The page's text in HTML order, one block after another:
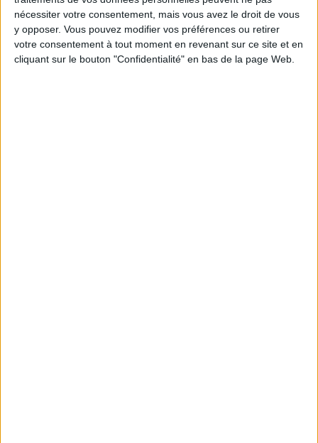
nécessiter votre consentement, mais vous avez le droit de vous
y opposer. Vous pouvez modifier vos préférences ou retirer
votre consentement à tout moment en revenant sur ce site et en
cliquant sur le bouton "Confidentialité" en bas de la page Web.
Peut-on remplacer la viande par des féculents ?
Consultation diététique du 05/08/2026